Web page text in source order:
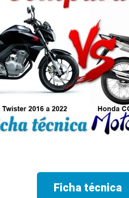
Ficha técnica